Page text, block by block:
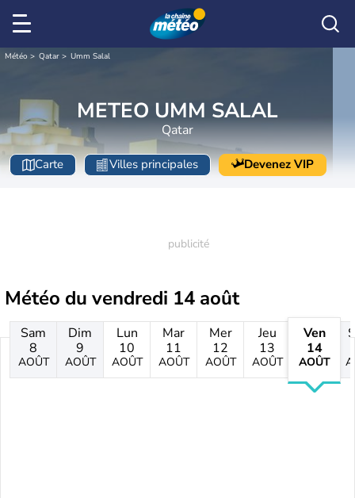
Météo Qatar Umm Salal
METEO UMM SALAL
Qatar
Carte Villes principales Devenez VIP
Météo du vendredi 14 août
Sam
8
AOÛT
Dim
9
AOÛT
Lun
10
AOÛT
Mar
11
AOÛT
Mer
12
AOÛT
Jeu
13
AOÛT
Ven
14
AOÛT